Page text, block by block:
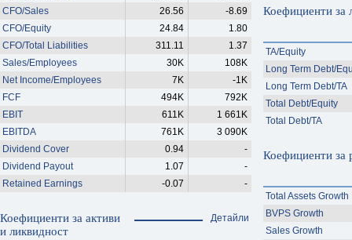
CFO/Sales
26.56
-8.69
CFO/Equity
24.84
1.80
CFO/Total Liabilities
311.11
1.37
Sales/Employees
30K
108K
Net Income/Employees
7K
-1K
FCF
494K
792K
EBIT
611K
1 661K
EBITDA
761K
3 090K
Dividend Cover
0.94
-
Dividend Payout
1.07
-
Retained Earnings
-0.07 -
Коефициенти за активи
и ликвидност
Детайли
Коефициенти за
TA/Equity
Long Term Debt/
Long Term Debt/TA
Total Debt/Equity
Total Debt/TA
Коефициенти за
Total Assets Growth
BVPS Growth
Sales Growth